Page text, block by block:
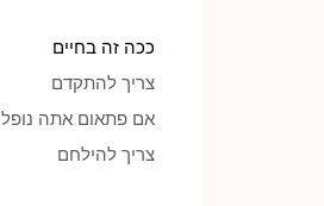
ככה זה בחיים
צריך להתקדם
אם פתאום אתה נופל
צריך להילחם